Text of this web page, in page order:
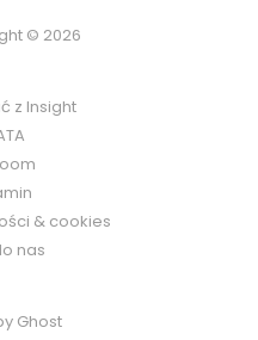
© 2026
z Insight
& cookies
nas
Ghost